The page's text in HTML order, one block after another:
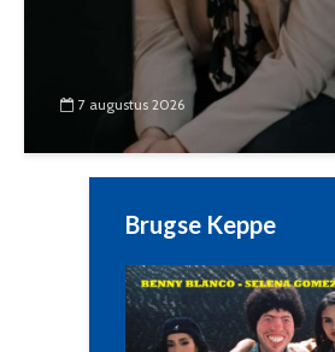
7 augustus 2026
Brugse Keppe